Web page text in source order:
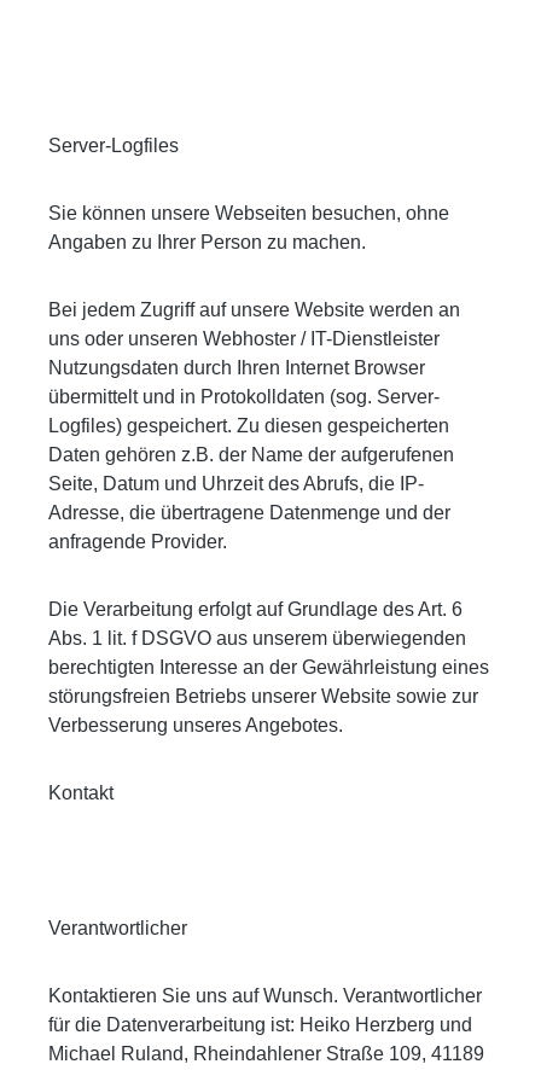
Server-Logfiles
Sie können unsere Webseiten besuchen, ohne
Angaben zu Ihrer Person zu machen.
Bei jedem Zugriff auf unsere Website werden an
uns oder unseren Webhoster / IT-Dienstleister
Nutzungsdaten durch Ihren Internet Browser
übermittelt und in Protokolldaten (sog. Server-
Logfiles) gespeichert. Zu diesen gespeicherten
Daten gehören z.B. der Name der aufgerufenen
Seite, Datum und Uhrzeit des Abrufs, die IP-
Adresse, die übertragene Datenmenge und der
anfragende Provider.
Die Verarbeitung erfolgt auf Grundlage des Art. 6
Abs. 1 lit. f DSGVO aus unserem überwiegenden
berechtigten Interesse an der Gewährleistung eines
störungsfreien Betriebs unserer Website sowie zur
Verbesserung unseres Angebotes.
Kontakt
Verantwortlicher
Kontaktieren Sie uns auf Wunsch. Verantwortlicher
für die Datenverarbeitung ist: Heiko Herzberg und
Michael Ruland, Rheindahlener Straße 109, 41189